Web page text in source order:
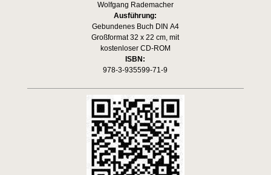
Wolfgang Rademacher
Ausführung:
Gebundenes Buch DIN A4
Großformat 32 x 22 cm, mit
kostenloser CD-ROM
ISBN:
978-3-935599-71-9